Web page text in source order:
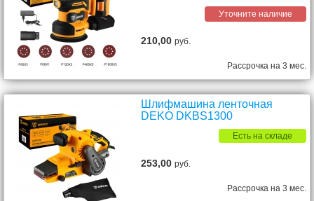
Уточните наличие
210,00руб.
Рассрочка на 3 мес.
Шлифмашина ленточная
DEKO DKBS1300
Есть на складе
253,00руб.
Рассрочка на 3 мес.